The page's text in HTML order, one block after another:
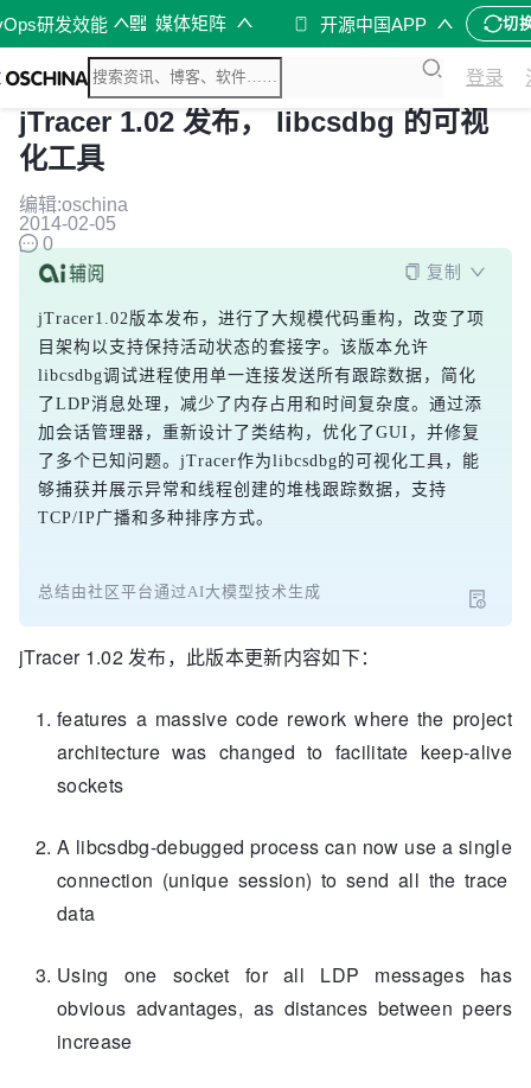
研发效能 媒体矩阵 开源中国APP 切
登录
jTracer 1.02 发布， libcsdbg 的可视
化工具
编辑:oschina
2014-02-05
0
复制
jTracer1.02版本发布，进行了大规模代码重构，改变了项
目架构以支持保持活动状态的套接字。该版本允许
libcsdbg调试进程使用单一连接发送所有跟踪数据，简化
了LDP消息处理，减少了内存占用和时间复杂度。通过添
加会话管理器，重新设计了类结构，优化了GUI，并修复
了多个已知问题。jTracer作为libcsdbg的可视化工具，能
够捕获并展示异常和线程创建的堆栈跟踪数据，支持
TCP/IP广播和多种排序方式。
总结由社区平台通过AI大模型技术生成
jTracer 1.02 发布，此版本更新内容如下：
features a massive code rework where the project
architecture was changed to facilitate keep-alive
sockets
A libcsdbg-debugged process can now use a single
connection (unique session) to send all the trace
data
Using one socket for all LDP messages has
obvious advantages, as distances between peers
increase